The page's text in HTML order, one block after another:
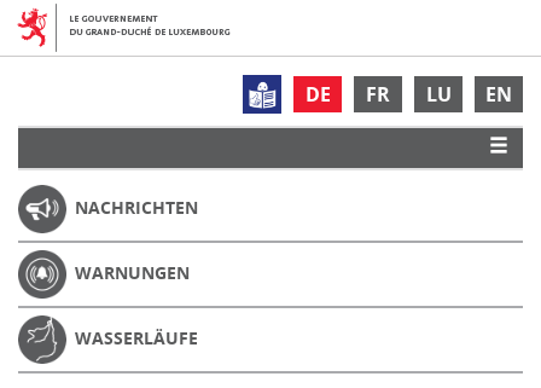
DE FR LU EN
NACHRICHTEN
WARNUNGEN
WASSERLÄUFE